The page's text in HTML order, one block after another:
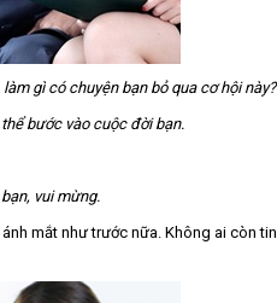
gì có chuyện bạn bỏ qua cơ hội này?
bước vào cuộc đời bạn.
vui mừng.
mắt như trước nữa. Không ai còn tin